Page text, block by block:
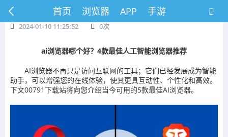
首页 浏览器 APP 手游
2024-01-10 11:25:52 0次
ai浏览器哪个好？4款最佳人工智能浏览器推荐
AI浏览器不再只是访问互联网的工具；它们已经发展成为智能
助手，可以增强您的在线体验，使其更具互动性、个性化和高效。
下文00791下载站将向您介绍当今可用的5款最佳AI浏览器。